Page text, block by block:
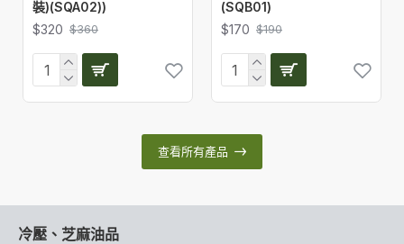
裝)(SQA02))
$320 $360
(SQB01)
$170 $190
查看所有產品
冷壓、芝麻油品